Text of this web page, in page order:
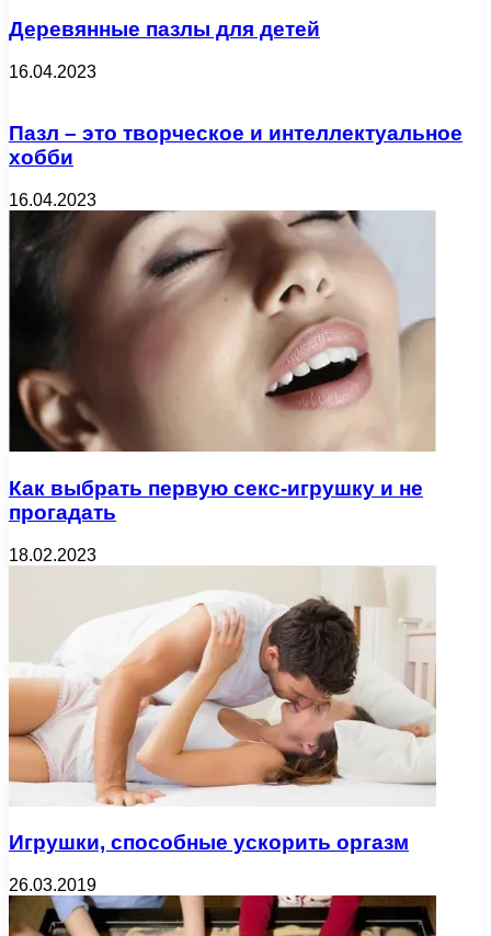
Деревянные пазлы для детей
16.04.2023
Пазл – это творческое и интеллектуальное
хобби
16.04.2023
Как выбрать первую секс-игрушку и не
прогадать
18.02.2023
Игрушки, способные ускорить оргазм
26.03.2019